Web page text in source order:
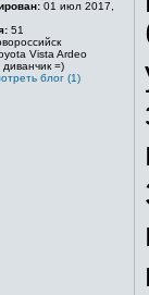
01 июл 2017,
51
Vista Ardeo
диванчик =)
блог (1)